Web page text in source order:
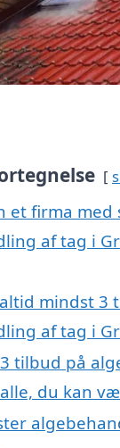
et firma med
af tag i
mindst 3
af tag i
tilbud på
du kan